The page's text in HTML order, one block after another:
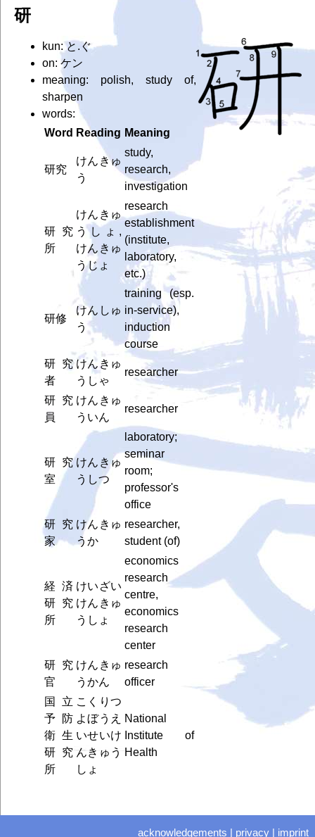
研
kun: と.ぐ
on: ケン
meaning: polish, study of,
sharpen
words:
Word Reading Meaning
研究
けんきゅ
う
study,
research,
investigation
研究
所
けんきゅ
うしょ,
けんきゅ
うじょ
research
establishment
(institute,
laboratory,
etc.)
研修
けんしゅ
う
training (esp.
in-service),
induction
course
研究
者
けんきゅ
うしゃ
researcher
研究
員
けんきゅ
ういん
researcher
研究
室
けんきゅ
うしつ
laboratory;
seminar
room;
professor's
office
研究
家
けんきゅ
うか
researcher,
student (of)
経済
研究
所
けいざい
けんきゅ
うしょ
economics
research
centre,
economics
research
center
研究
官
けんきゅ
うかん
research
officer
国立
予防
衛生
研究
所
こくりつ
よぼうえ
いせいけ
んきゅう
しょ
National
Institute of
Health
acknowledgements privacy| imprint